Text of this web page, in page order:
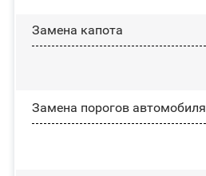
Замена капота
Замена порогов автомобиля